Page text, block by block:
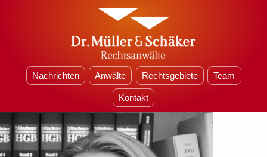
Nachrichten Anwälte Rechtsgebiete Team
Kontakt